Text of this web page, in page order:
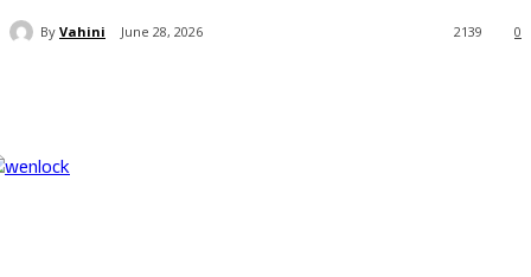
By Vahini June 28, 2026 0
2139